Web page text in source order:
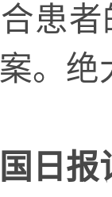
患
。绝
日报